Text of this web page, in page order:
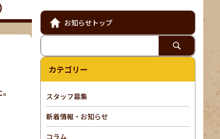
お知らせトップ
カテゴリー
スタッフ募集
新着情報・お知らせ
コラム